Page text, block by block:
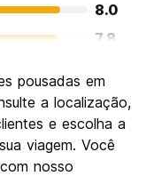
8.0
7.8
9.2
6.3
6.7
pousadas em
a localização,
e escolha a
viagem. Você
nosso